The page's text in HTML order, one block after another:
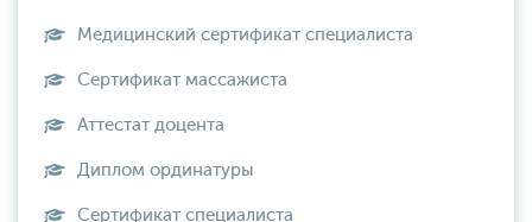
Медицинский сертификат специалиста
Сертификат массажиста
Аттестат доцента
Диплом ординатуры
Сертификат специалиста